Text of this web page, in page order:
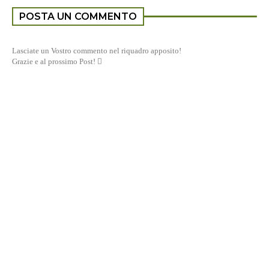
POSTA UN COMMENTO
Lasciate un Vostro commento nel riquadro apposito!
Grazie e al prossimo Post! 